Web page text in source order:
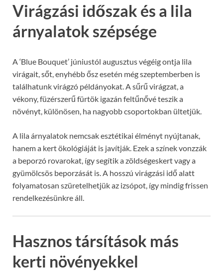
Virágzási időszak és a lila
árnyalatok szépsége
A ‘Blue Bouquet’ júniustól augusztus végéig ontja lila
virágait, sőt, enyhébb ősz esetén még szeptemberben is
találhatunk virágzó példányokat. A sűrű virágzat, a
vékony, füzérszerű fürtök igazán feltűnővé teszik a
növényt, különösen, ha nagyobb csoportokban ültetjük.
A lila árnyalatok nemcsak esztétikai élményt nyújtanak,
hanem a kert ökológiáját is javítják. Ezek a színek vonzzák
a beporzó rovarokat, így segítik a zöldségeskert vagy a
gyümölcsös beporzását is. A hosszú virágzási idő alatt
folyamatosan szüretelhetjük az izsópot, így mindig frissen
rendelkezésünkre áll.
Hasznos társítások más
kerti növényekkel